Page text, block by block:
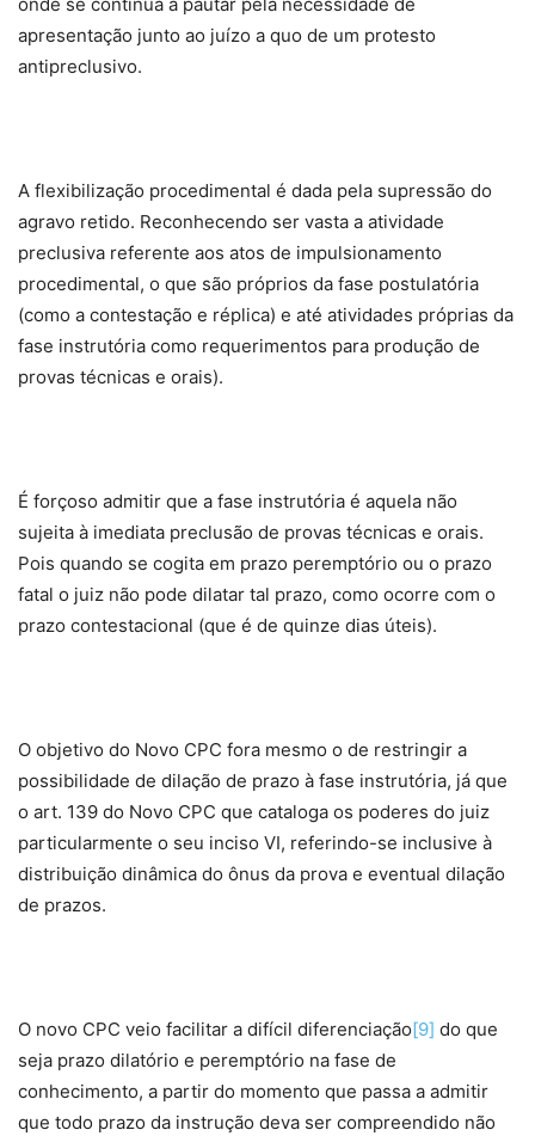
apresentação junto ao juízo a quo de um protesto
antipreclusivo.
A flexibilização procedimental é dada pela supressão do
agravo retido. Reconhecendo ser vasta a atividade
preclusiva referente aos atos de impulsionamento
procedimental, o que são próprios da fase postulatória
(como a contestação e réplica) e até atividades próprias da
fase instrutória como requerimentos para produção de
provas técnicas e orais).
É forçoso admitir que a fase instrutória é aquela não
sujeita à imediata preclusão de provas técnicas e orais.
Pois quando se cogita em prazo peremptório ou o prazo
fatal o juiz não pode dilatar tal prazo, como ocorre com o
prazo contestacional (que é de quinze dias úteis).
O objetivo do Novo CPC fora mesmo o de restringir a
possibilidade de dilação de prazo à fase instrutória, já que
o art. 139 do Novo CPC que cataloga os poderes do juiz
particularmente o seu inciso VI, referindo-se inclusive à
distribuição dinâmica do ônus da prova e eventual dilação
de prazos.
O novo CPC veio facilitar a difícil diferenciação[9] do que
seja prazo dilatório e peremptório na fase de
conhecimento, a partir do momento que passa a admitir
que todo prazo da instrução deva ser compreendido não